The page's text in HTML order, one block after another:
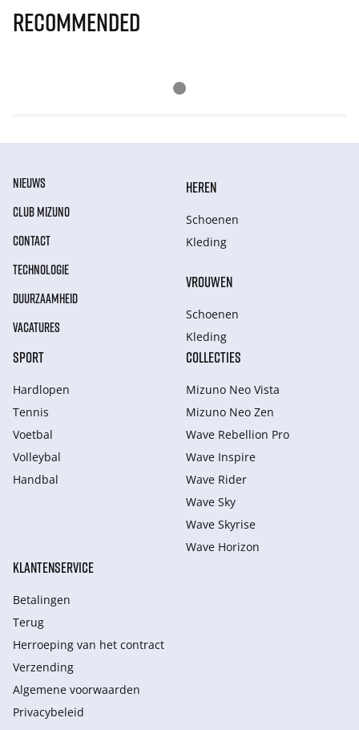
Recommended
NIEUWS
CLUB MIZUNO
CONTACT
TECHNOLOGIE
DUURZAAMHEID
VACATURES
HEREN
Schoenen
Kleding
VROUWEN
Schoenen
Kleding
SPORT
Hardlopen
Tennis
Voetbal
Volleybal
Handbal
COLLECTIES
Mizuno Neo Vista
Mizuno Neo Zen
Wave Rebellion Pro
Wave Inspire
Wave Rider
Wave Sky
Wave Skyrise
Wave Horizon
KLANTENSERVICE
Betalingen
Terug
Herroeping van het contract
Verzending
Algemene voorwaarden
Privacybeleid